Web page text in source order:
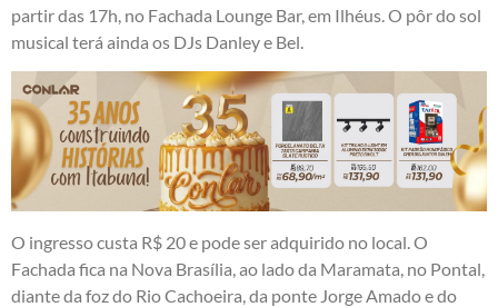
partir das 17h, no Fachada Lounge Bar, em Ilhéus. O pôr do sol
musical terá ainda os DJs Danley e Bel.
O ingresso custa R$ 20 e pode ser adquirido no local. O
Fachada fica na Nova Brasília, ao lado da Maramata, no Pontal,
diante da foz do Rio Cachoeira, da ponte Jorge Amado e do